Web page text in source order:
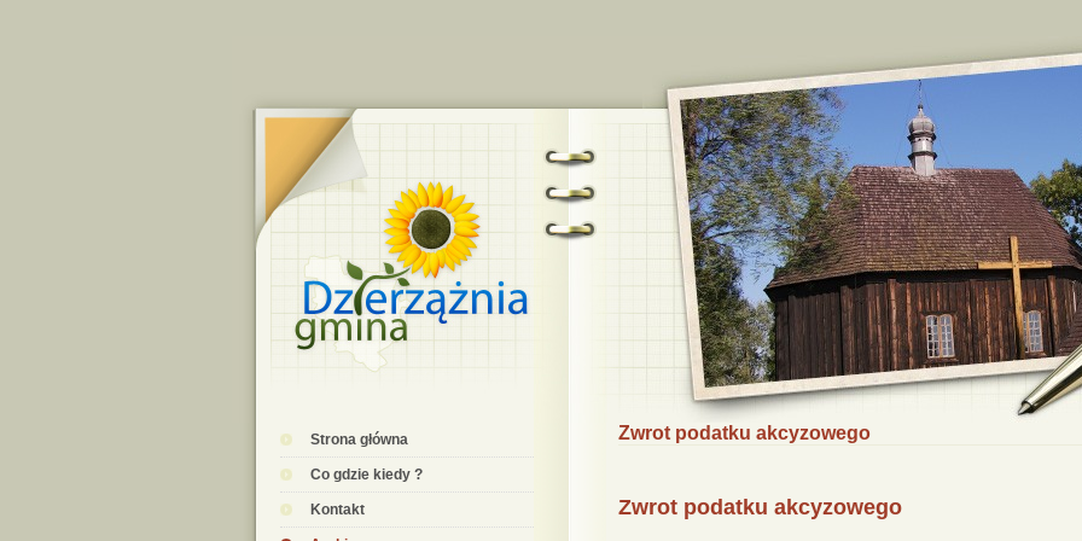
Strona główna
Co gdzie kiedy ?
Kontakt
Zwrot podatku akcyzowego
Zwrot podatku akcyzowego